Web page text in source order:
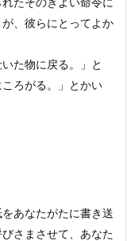
、彼らにとってよか
た物に戻る。」と
ろがる。」とかい
あなたがたに書き送
さまさせて、あなた